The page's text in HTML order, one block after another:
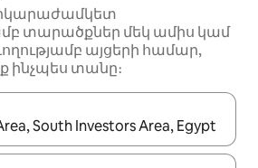
տարածքներ մեկ ամիս կամ
այցերի համար,
ինչպես տանը։
հասանելի լինեն, սլաքների